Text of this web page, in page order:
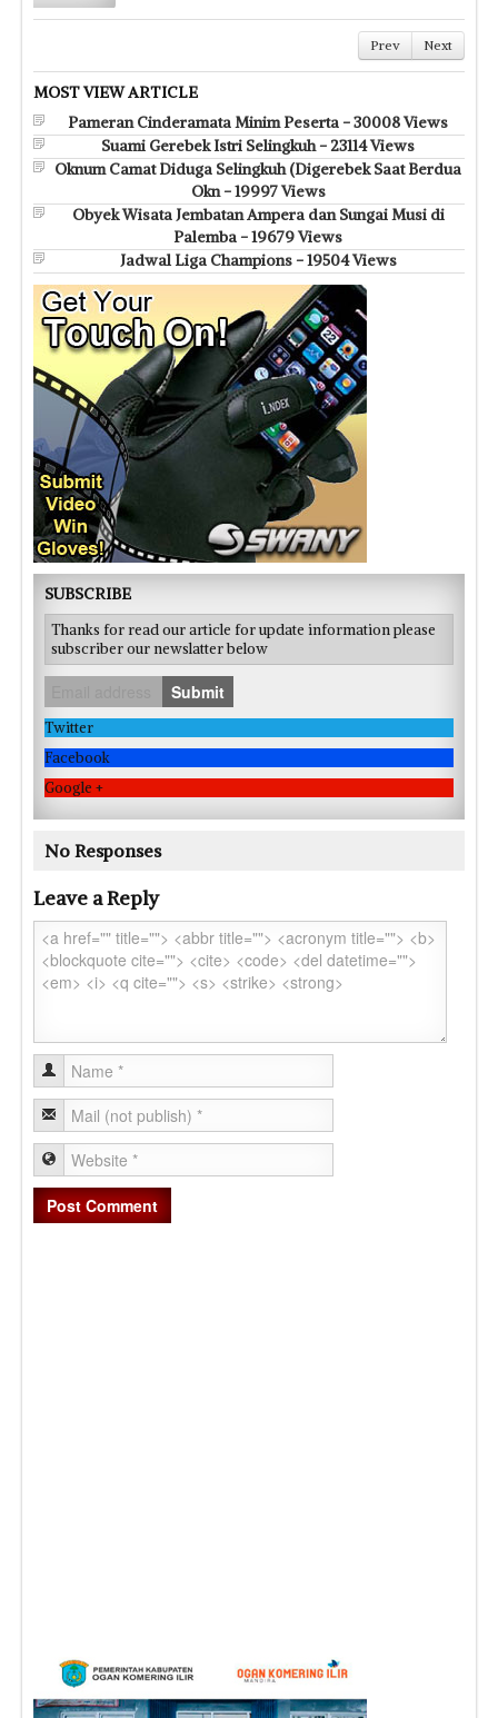
Prev Next
MOST VIEW ARTICLE
Pameran Cinderamata Minim Peserta - 30008 Views
Suami Gerebek Istri Selingkuh - 23114 Views
Oknum Camat Diduga Selingkuh (Digerebek Saat Berdua
Okn - 19997 Views
Obyek Wisata Jembatan Ampera dan Sungai Musi di
Palemba - 19679 Views
Jadwal Liga Champions - 19504 Views
SUBSCRIBE
Thanks for read our article for update information please
subscriber our newslatter below
Submit
Twitter
Facebook
Google +
No Responses
Leave a Reply